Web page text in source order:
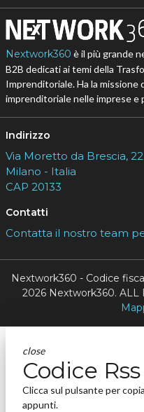
Nextwork360 è il più grande
B2B dedicati ai temi della
Imprenditoriale. Ha la
imprenditoriale nelle imprese e
Indirizzo
Via Moretto da Brescia, 22
Milano - Italia
CAP 20133
Contatti
Contatta il nostro team
Nextwork360 - Codice
2026 Nextwork360. ALL
close
Codice Rss
Clicca sul pulsante per
appunti.